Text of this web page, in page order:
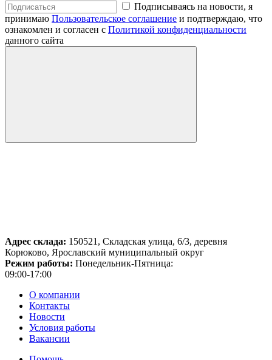
Подписываясь на новости, я
принимаю Пользовательское соглашение и подтверждаю, что
ознакомлен и согласен с Политикой конфиденциальности
данного сайта
Адрес склада: 150521, Складская улица, 6/3, деревня
Корюково, Ярославский муниципальный округ
Режим работы: Понедельник-Пятница:
09:00-17:00
О компании
Контакты
Новости
Условия работы
Вакансии